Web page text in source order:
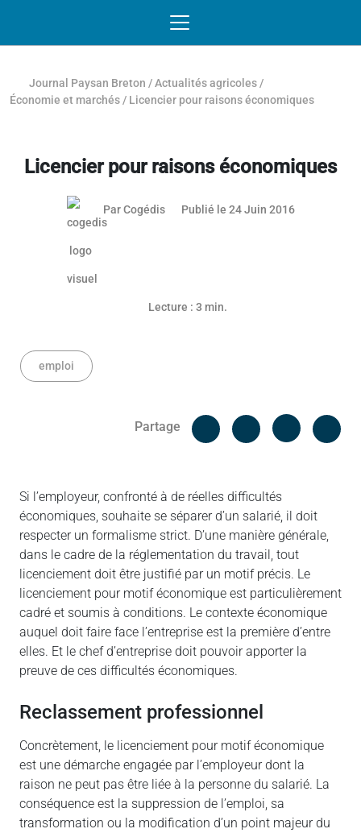
Journal Paysan Breton /Actualités agricoles /
Économie et marchés / Licencier pour raisons économiques
Licencier pour raisons économiques
ParCogédis Publié le 24 Juin 201624 juin 2016
Lecture : 3 min.
emploi
Partage
Facebook
Si l’employeur, confronté à de réelles difficultés
économiques, souhaite se séparer d’un salarié, il doit
respecter un formalisme strict. D’une manière générale,
dans le cadre de la réglementation du travail, tout
licenciement doit être justifié par un motif précis. Le
licenciement pour motif économique est particulièrement
cadré et soumis à conditions. Le contexte économique
auquel doit faire face l’entreprise est la première d’entre
elles. Et le chef d’entreprise doit pouvoir apporter la
preuve de ces difficultés économiques.
Reclassement professionnel
Concrètement, le licenciement pour motif économique
est une démarche engagée par l’employeur dont la
raison ne peut pas être liée à la personne du salarié. La
conséquence est la suppression de l’emploi, sa
transformation ou la modification d’un point majeur du